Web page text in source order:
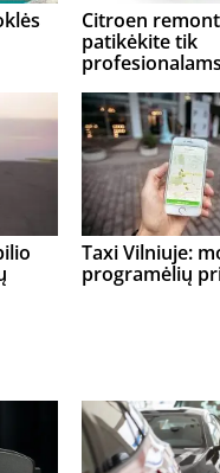
Citroen
patikėkite tik
profesionalams
Taxi Vilniuje:
programėlių